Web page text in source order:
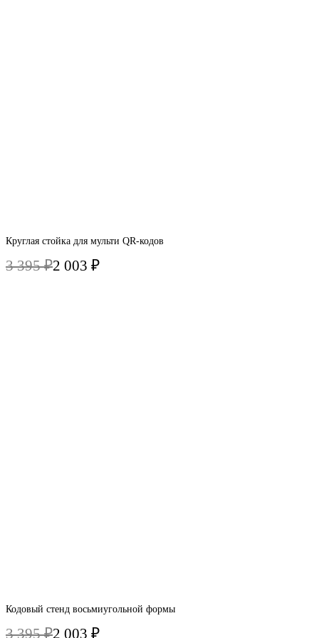
Круглая стойка для мульти QR-кодов
3 395₽
Первоначальная
2 003 ₽
Текущая
Кодовый стенд восьмиугольной формы
3 395₽2 003 ₽